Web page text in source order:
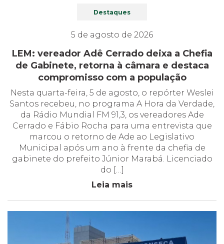
Destaques
5 de agosto de 2026
LEM: vereador Adê Cerrado deixa a Chefia
de Gabinete, retorna à câmara e destaca
compromisso com a população
Nesta quarta-feira, 5 de agosto, o repórter Weslei
Santos recebeu, no programa A Hora da Verdade,
da Rádio Mundial FM 91,3, os vereadores Ade
Cerrado e Fábio Rocha para uma entrevista que
marcou o retorno de Ade ao Legislativo
Municipal após um ano à frente da chefia de
gabinete do prefeito Júnior Marabá. Licenciado
do […]
Leia mais